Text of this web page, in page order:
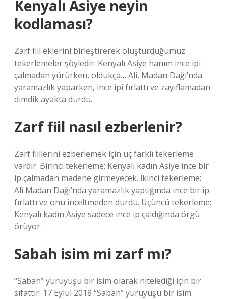
Kenyalı Asiye neyin
kodlaması?
Zarf fiil eklerini birleştirerek oluşturduğumuz
tekerlemeler şöyledir: Kenyalı Asiye hanım ince ipi
çalmadan yürürken, oldukça… Ali, Madan Dağı’nda
yaramazlık yaparken, ince ipi fırlattı ve zayıflamadan
dimdik ayakta durdu.
Zarf fiil nasıl ezberlenir?
Zarf fiillerini ezberlemek için üç farklı tekerleme
vardır. Birinci tekerleme: Kenyalı kadın Asiye ince bir
ip çalmadan madene girmeyecek. İkinci tekerleme:
Ali Madan Dağı’nda yaramazlık yaptığında ince bir ip
fırlattı ve onu inceltmeden durdu. Üçüncü tekerleme:
Kenyalı kadın Asiye sadece ince ip çaldığında örgü
örüyor.
Sabah isim mi zarf mı?
“Sabah” yürüyüşü bir isim olarak nitelediği için bir
sıfattır. 17 Eylül 2018 “Sabah” yürüyüşü bir isim